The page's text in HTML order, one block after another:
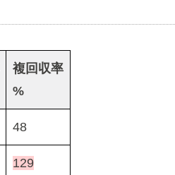
複回収率
%
48
129